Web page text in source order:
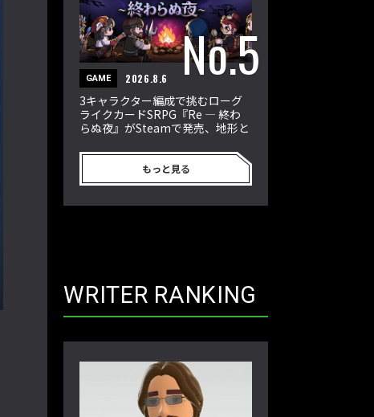
GAME 2026.8.6
3キャラクター編成で挑むローグ
ライクカードSRPG『Re ― 終わ
らぬ夜』がSteamで発売、地形と
もっと見る
WRITER RANKING